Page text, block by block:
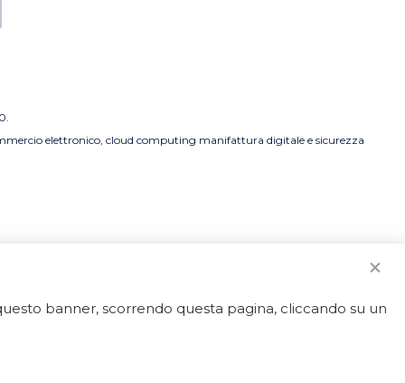
elettronico, cloud computing manifattura digitale e sicurezza
banner, scorrendo questa pagina, cliccando su un